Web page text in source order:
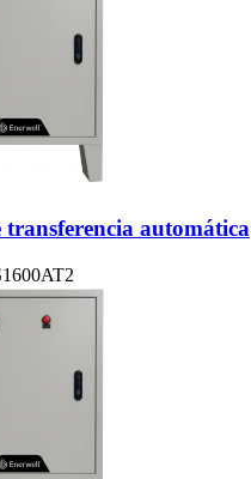
transferencia automática